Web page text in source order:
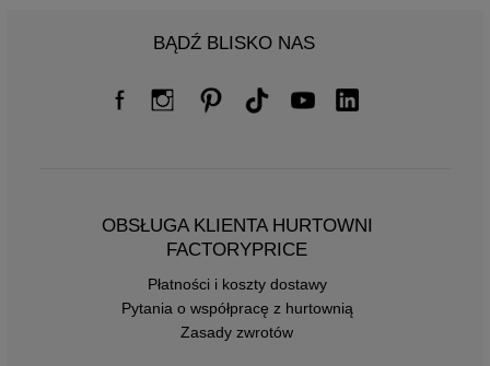
BĄDŹ BLISKO NAS
OBSŁUGA KLIENTA HURTOWNI
FACTORYPRICE
Płatności i koszty dostawy
Pytania o współpracę z hurtownią
Zasady zwrotów